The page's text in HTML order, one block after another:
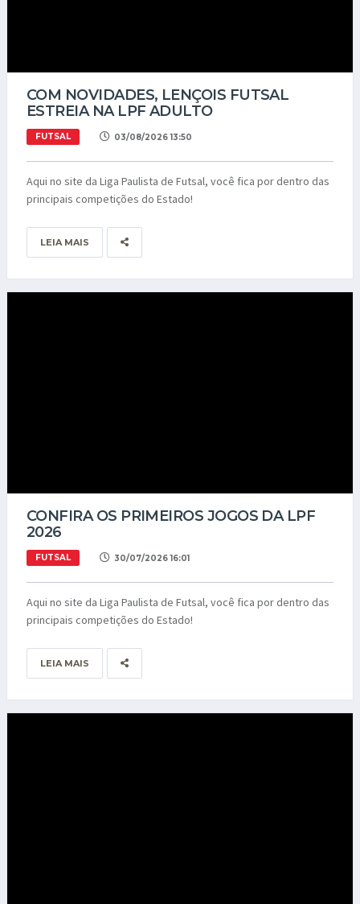
COM NOVIDADES, LENÇOIS FUTSAL
ESTREIA NA LPF ADULTO
FUTSAL 03/08/2026 13:50
Aqui no site da Liga Paulista de Futsal, você fica por dentro das
principais competições do Estado!
LEIA MAIS
CONFIRA OS PRIMEIROS JOGOS DA LPF
2026
FUTSAL 30/07/2026 16:01
Aqui no site da Liga Paulista de Futsal, você fica por dentro das
principais competições do Estado!
LEIA MAIS